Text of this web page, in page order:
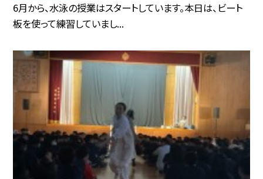
6月から、水泳の授業はスタートしています。本日は、ビート
板を使って練習していまし...